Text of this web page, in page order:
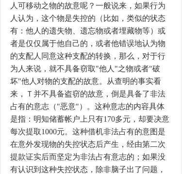
人可移动之物的故意呢？一般说来，如果行为
人认为，这个物是失控的（比如，类似的状态
有：他人的遗失物、遗忘物或者埋藏物等）或
者是仅仅属于他自己的，或者他错误地认为物
的支配人同意这种支配的转换，那么，对于行
为人来说，就不具备窃取"他人"之物或者"破
坏"他人对物的支配的故意。从查明的事实看
来，Ｔ并不具备盗窃的故意，倒是具备了非法
占有的意志（"恶意"）。这种意志的内容具体
是指：明知储蓄帐户上只有170多元，却要决意
每次提取1000元。这种借机非法占有的意图是
在意外发现物的失控状态后产生，经由第二次
提款证实后而坚定为非法占有意志的；如果没
有认识到这种失控状态，除非脑子出了问题，